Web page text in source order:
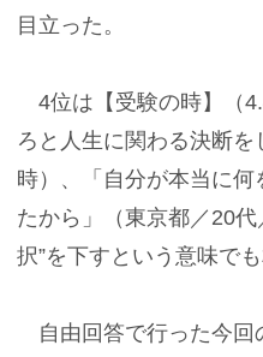
目立った。
4位は【受験の時】（
ろと人生に関わる決断
時）、「自分が本当に
たから」（東京都／20
択”を下すという意味で
自由回答で行った今回